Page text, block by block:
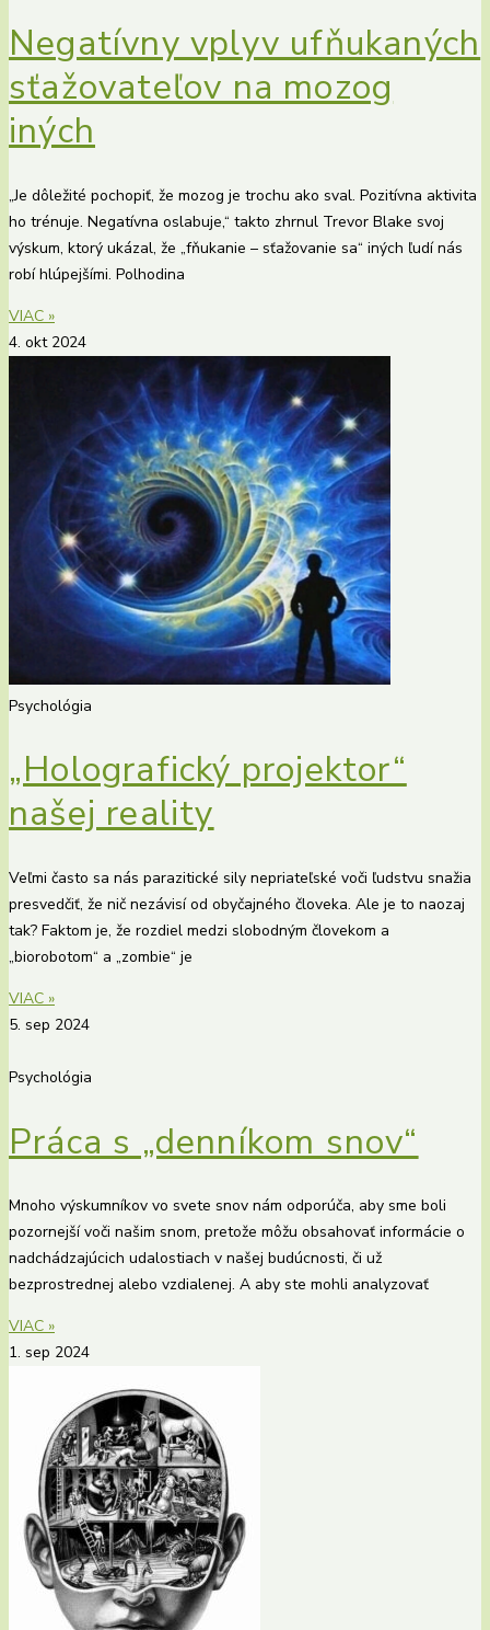
Negatívny vplyv ufňukaných
sťažovateľov na mozog
iných
„Je dôležité pochopiť, že mozog je trochu ako sval. Pozitívna aktivita
ho trénuje. Negatívna oslabuje,“ takto zhrnul Trevor Blake svoj
výskum, ktorý ukázal, že „fňukanie – sťažovanie sa“ iných ľudí nás
robí hlúpejšími. Polhodina
VIAC »
4. okt 2024
Psychológia
„Holografický projektor“
našej reality
Veľmi často sa nás parazitické sily nepriateľské voči ľudstvu snažia
presvedčiť, že nič nezávisí od obyčajného človeka. Ale je to naozaj
tak? Faktom je, že rozdiel medzi slobodným človekom a
„biorobotom“ a „zombie“ je
VIAC »
5. sep 2024
Psychológia
Práca s „denníkom snov“
Mnoho výskumníkov vo svete snov nám odporúča, aby sme boli
pozornejší voči našim snom, pretože môžu obsahovať informácie o
nadchádzajúcich udalostiach v našej budúcnosti, či už
bezprostrednej alebo vzdialenej. A aby ste mohli analyzovať
VIAC »
1. sep 2024